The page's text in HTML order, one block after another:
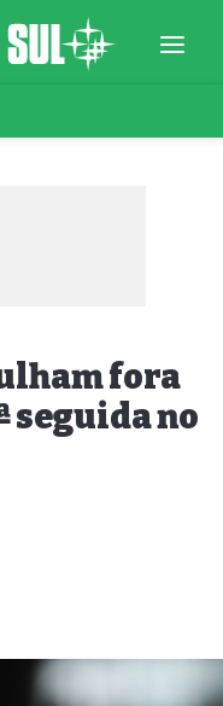
fora
seguida no